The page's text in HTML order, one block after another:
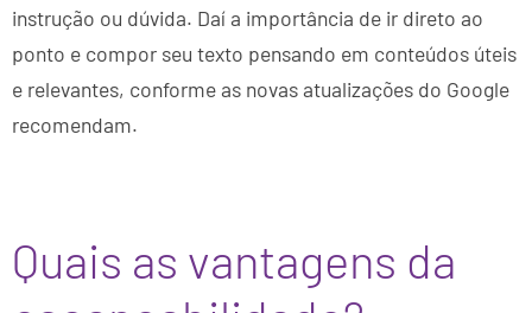
instrução ou dúvida. Daí a importância de ir direto ao
ponto e compor seu texto pensando em conteúdos úteis
e relevantes, conforme as novas atualizações do Google
recomendam.
Quais as vantagens da